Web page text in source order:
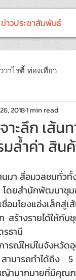
ข่าวประชาสัมพันธ์
วาไรตี้-ท่องเที่ยว
วทั่วไป ข่าวการ
นธ์ Event
าะลึก เส้น
ล้ำค่า สิน
20181 min read
า สื่อมวลชนทั่วทั้
โดยสำนักพัฒนาชุ
มโยงแอ่งเล็กสู่เ
สร้างรายได้ให้กั
ธานี
ารณ์ใหม่ในจังหวั
สามารถทำได้ถึง
มากมายที่มีคุณภา